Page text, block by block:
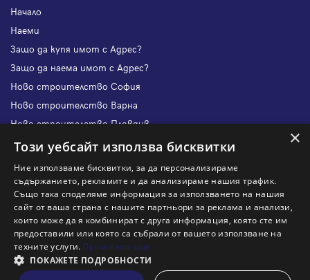
Начало
Наеми
Защо да купя имот с Адрес?
Защо да наема имот с Адрес?
Ново строителство София
Ново строителство Варна
Ново строителство Пловдив
Ново строителство Бургас
Защо да отдам имот с Адрес?
Наши офиси
Кариери
Кои сме ние?
Франчайз
Блог
×
Този уебсайт използва бисквитки
Ние използваме бисквитки, за да персонализираме
съдържанието, рекламите и да анализираме нашия трафик.
Също така споделяме информация за използването на нашия
сайт от ваша страна с нашите партньори за реклама и анализи,
които може да я комбинират с друга информация, която сте им
предоставили или която са събрали от вашето използване на
техните услуги. Прочетете още
ПОКАЖЕТЕ ПОДРОБНОСТИ